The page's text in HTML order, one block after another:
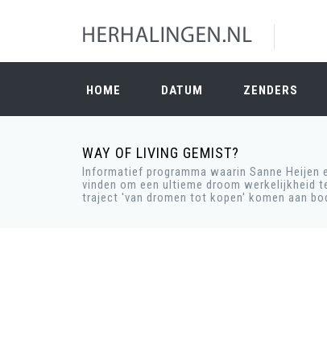
HOME DATUM ZENDERS
WAY OF LIVING GEMIST?
Informatief programma waarin Sanne
vinden om een ultieme droom werkelijkheid
traject 'van dromen tot kopen' komen aan